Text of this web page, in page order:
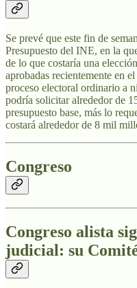
Se prevé que este fin de
Presupuesto del INE, en la
de lo que costaría una
aprobadas recientemente en
proceso electoral ordinario a
podría solicitar alrededor de
presupuesto base, más lo
costará alrededor de 8 mil
Congreso
Congreso alista
judicial: su